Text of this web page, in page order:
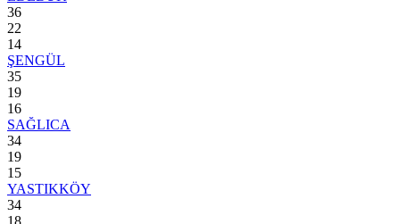
36
22
14
ŞENGÜL
35
19
16
SAĞLICA
34
19
15
YASTIKKÖY
34
18